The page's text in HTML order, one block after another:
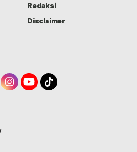
Redaksi
Disclaimer